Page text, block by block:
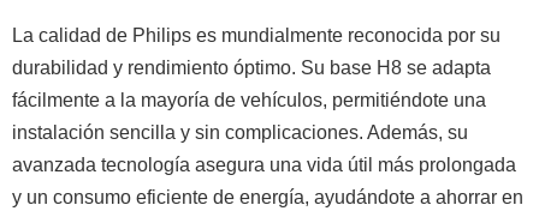
La calidad de Philips es mundialmente reconocida por su
durabilidad y rendimiento óptimo. Su base H8 se adapta
fácilmente a la mayoría de vehículos, permitiéndote una
instalación sencilla y sin complicaciones. Además, su
avanzada tecnología asegura una vida útil más prolongada
y un consumo eficiente de energía, ayudándote a ahorrar en